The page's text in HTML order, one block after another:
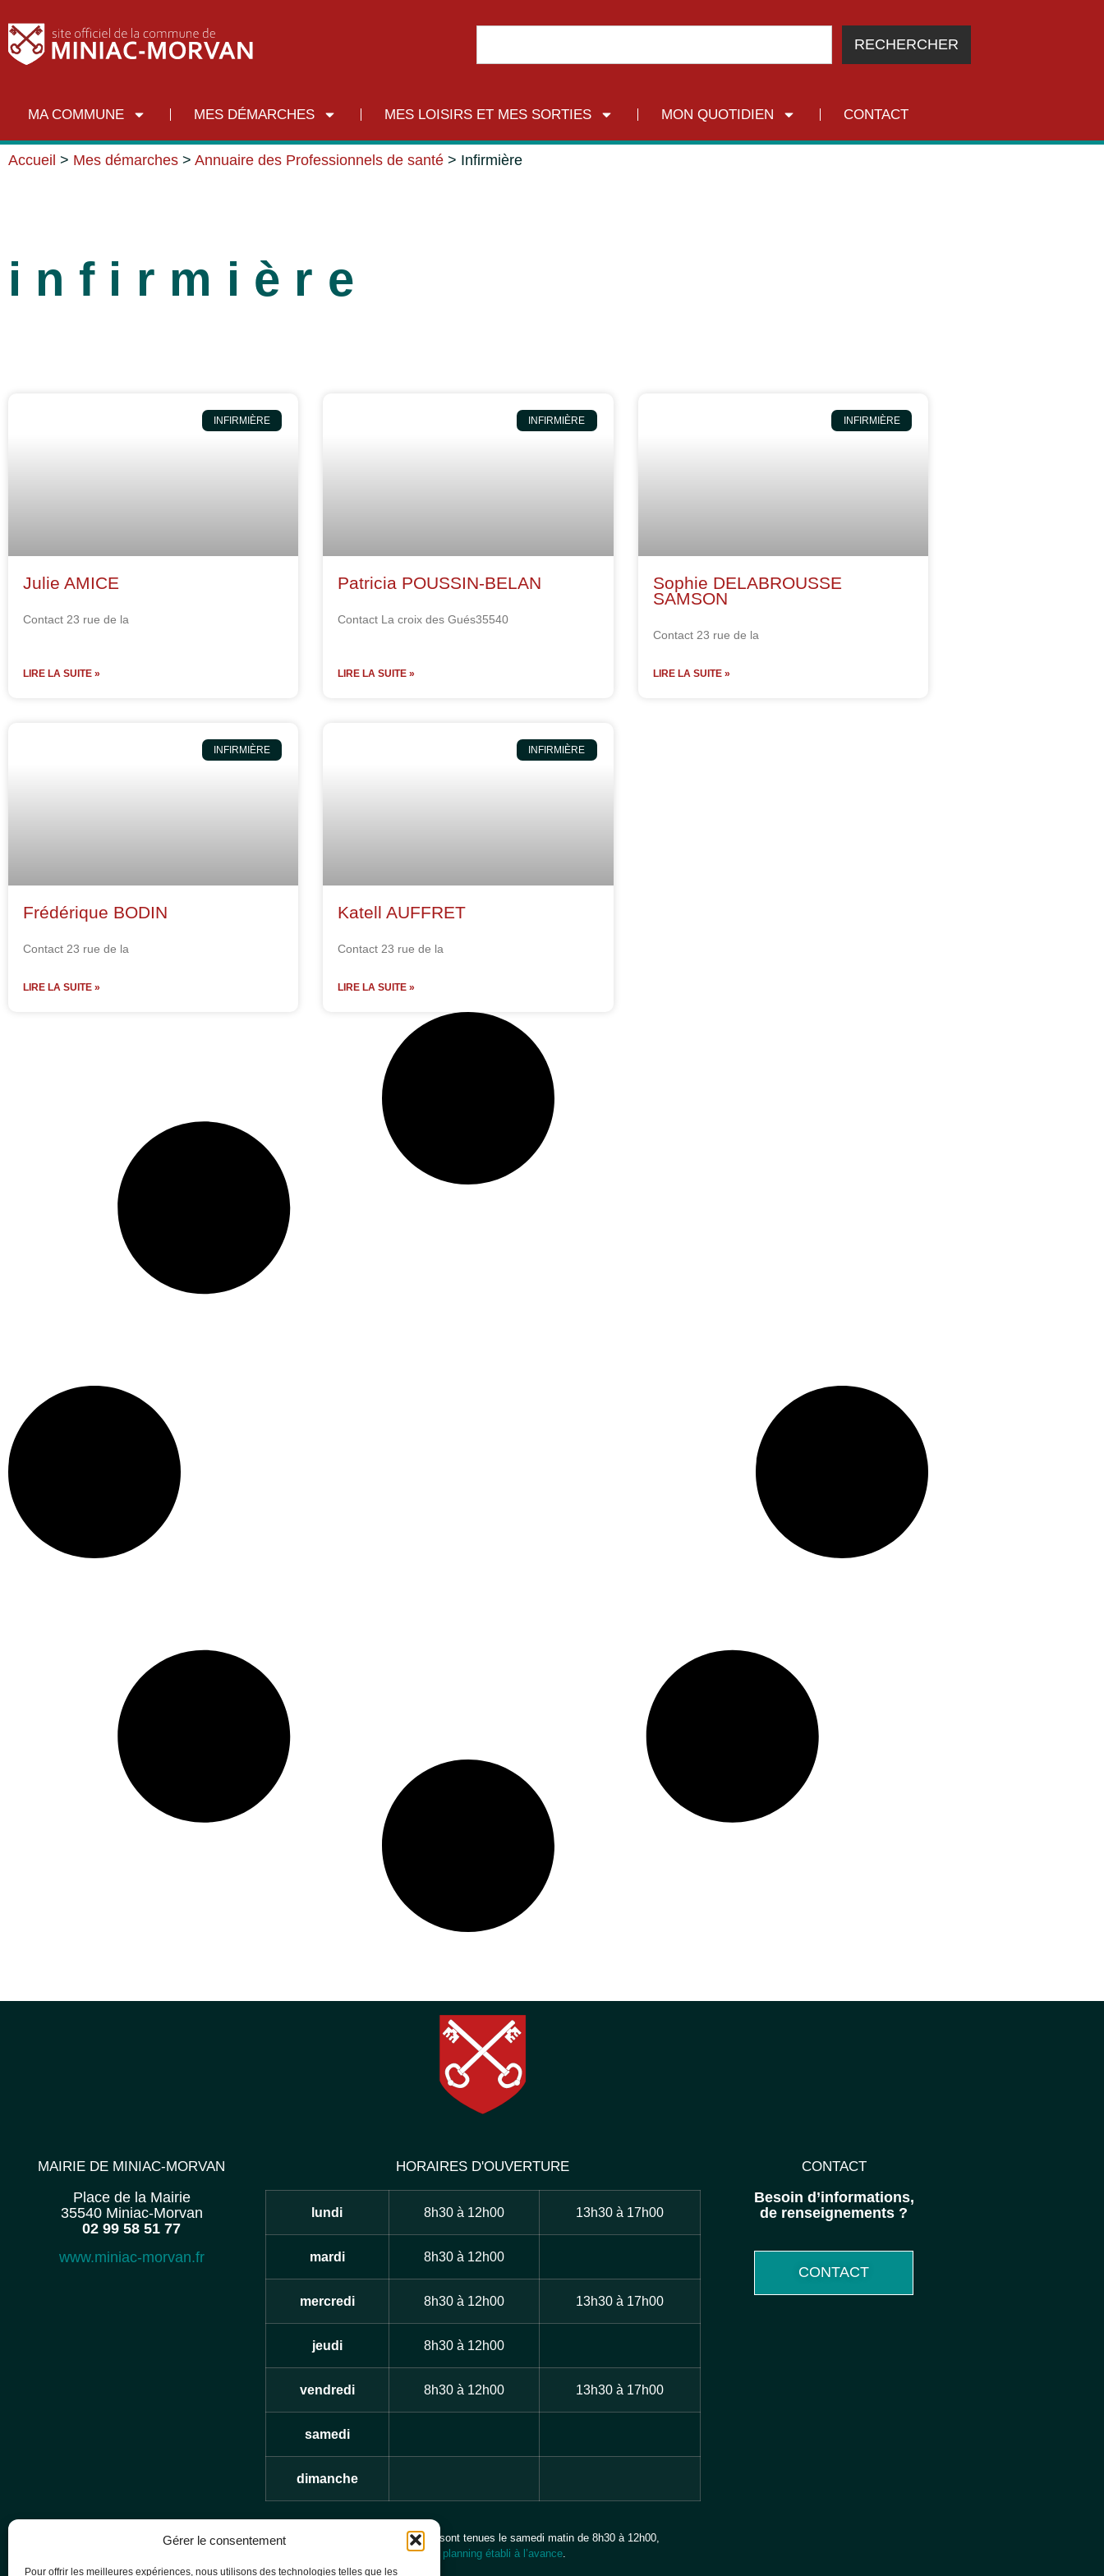
Gérer le consentement
Pour offrir les meilleures expériences, nous utilisons des technologies telles que les
RECHERCHER
MA COMMUNE MES DÉMARCHES MES LOISIRS ET MES SORTIES MON QUOTIDIEN CONTACT
Accueil > Mes démarches > Annuaire des Professionnels de santé > Infirmière
infirmière
INFIRMIÈRE
Julie AMICE
Contact 23 rue de la
LIRE LA SUITE »
INFIRMIÈRE
Patricia POUSSIN-BELAN
Contact La croix des Gués35540
LIRE LA SUITE »
INFIRMIÈRE
Sophie DELABROUSSE
SAMSON
Contact 23 rue de la
LIRE LA SUITE »
INFIRMIÈRE
Frédérique BODIN
Contact 23 rue de la
LIRE LA SUITE »
INFIRMIÈRE
Katell AUFFRET
Contact 23 rue de la
LIRE LA SUITE »
MAIRIE DE MINIAC-MORVAN
Place de la Mairie
35540 Miniac-Morvan
02 99 58 51 77
www.miniac-morvan.fr
HORAIRES D'OUVERTURE
lundi 8h30 à 12h00 13h30 à 17h00
mardi 8h30 à 12h00
mercredi 8h30 à 12h00 13h30 à 17h00
jeudi 8h30 à 12h00
vendredi 8h30 à 12h00 13h30 à 17h00
samedi
dimanche
Des permanences état-civil sont tenues le samedi matin de 8h30 à 12h00,
selon un planning établi à l’avance
CONTACT
Besoin d’informations,
de renseignements ?
CONTACT